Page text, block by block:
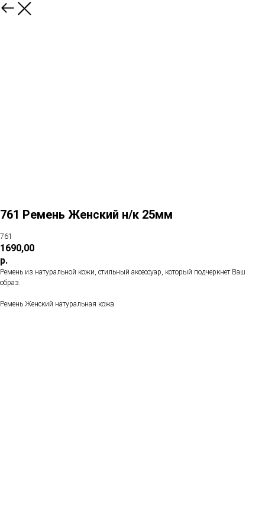
761 Ремень Женский н/к 25мм
761
1690,00
р.
Ремень из натуральной кожи, стильный аксессуар, который подчеркнет Ваш
образ.
Ремень Женский натуральная кожа